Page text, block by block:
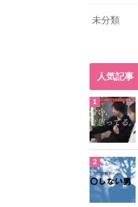
未分類
人気記事